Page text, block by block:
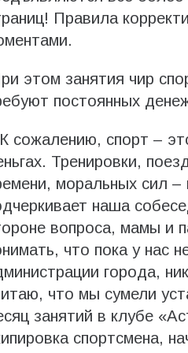
Правила
этом занятия чир
постоянных
сожалению, спорт –
Тренировки,
моральных сил –
наша
вопроса, мамы и
что пока у нас
города,
что мы сумели
занятий в клубе
спортсмена,